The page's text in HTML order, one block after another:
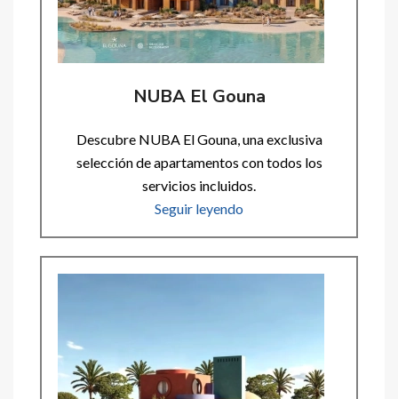
NUBA El Gouna
Descubre NUBA El Gouna, una exclusiva
selección de apartamentos con todos los
servicios incluidos.
Seguir leyendo